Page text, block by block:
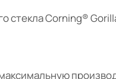
стекла Corning®